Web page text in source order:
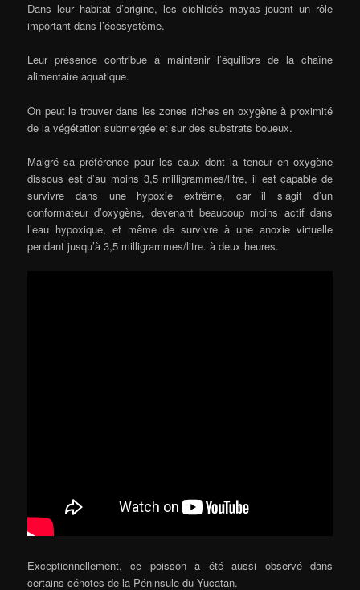
Dans leur habitat d’origine, les cichlidés mayas jouent un rôle
important dans l’écosystème.
Leur présence contribue à maintenir l’équilibre de la chaîne
alimentaire aquatique.
On peut le trouver dans les zones riches en oxygène à proximité
de la végétation submergée et sur des substrats boueux.
Malgré sa préférence pour les eaux dont la teneur en oxygène
dissous est d’au moins 3,5 milligrammes/litre, il est capable de
survivre dans une hypoxie extrême, car il s’agit d’un
conformateur d’oxygène, devenant beaucoup moins actif dans
l’eau hypoxique, et même de survivre à une anoxie virtuelle
pendant jusqu’à 3,5 milligrammes/litre. à deux heures.
Exceptionnellement, ce poisson a été aussi observé dans
certains cénotes de la Péninsule du Yucatan.